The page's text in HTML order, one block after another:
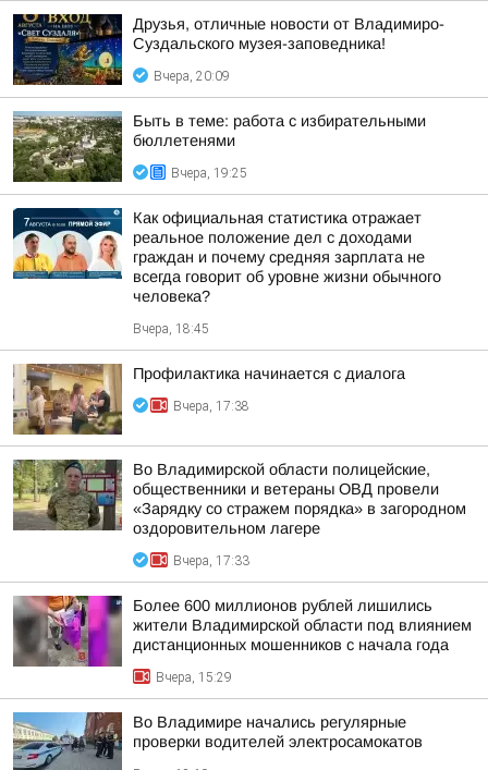
Друзья, отличные новости от Владимиро-
Суздальского музея-заповедника!
Вчера, 20:09
Быть в теме: работа с избирательными
бюллетенями
Вчера, 19:25
Как официальная статистика отражает
реальное положение дел с доходами
граждан и почему средняя зарплата не
всегда говорит об уровне жизни обычного
человека?
Вчера, 18:45
Профилактика начинается с диалога
Вчера, 17:38
Во Владимирской области полицейские,
общественники и ветераны ОВД провели
«Зарядку со стражем порядка» в загородном
оздоровительном лагере
Вчера, 17:33
Более 600 миллионов рублей лишились
жители Владимирской области под влиянием
дистанционных мошенников с начала года
Вчера, 15:29
Во Владимире начались регулярные
проверки водителей электросамокатов